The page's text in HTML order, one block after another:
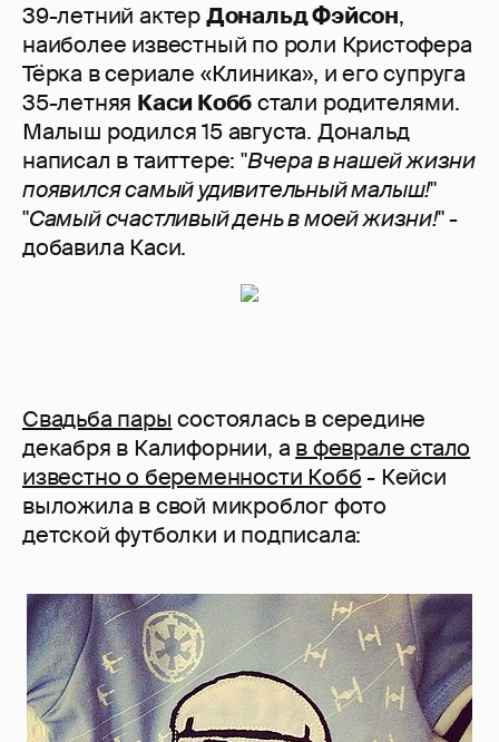
39-летний актерДональд Фэйсон,
наиболее известный по роли Кристофера
Тёрка в сериале «Клиника», и его супруга
35-летняя Каси Коббстали родителями.
Малыш родился 15 августа. Дональд
написал в таиттере: "Вчера в нашей жизни
появился самый удивительный малыш!"
"Самый счастливый день в моей жизни!" -
добавила Каси.
Свадьба пары состоялась в середине
декабря в Калифорнии, а в феврале стало
известно о беременности Кобб- Кейси
выложила в свой микроблог фото
детской футболки и подписала: